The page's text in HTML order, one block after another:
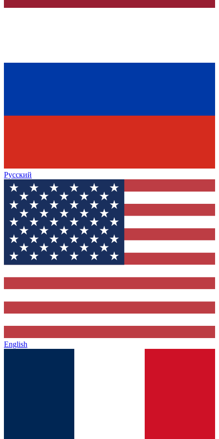
Русский
English